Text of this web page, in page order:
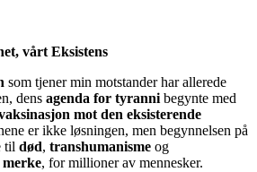
vårt Eksistens
som tjener min motstander har allerede
dens agenda for tyranni begynte med
mot den eksisterende
er ikke løsningen, men begynnelsen på
til død, transhumanisme og
, for millioner av mennesker.